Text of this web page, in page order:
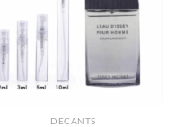
DE
DESEOS
DECANTS